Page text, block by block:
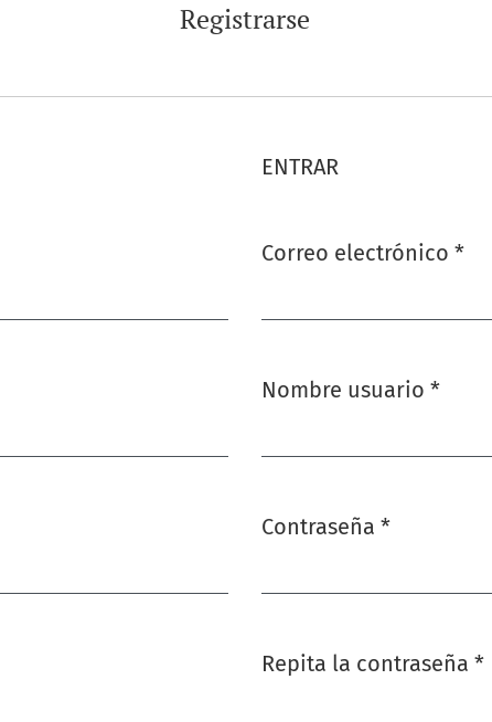
Registrarse
ENTRAR
Correo electrónico *
Nombre usuario *
Contraseña *
Repita la contraseña *